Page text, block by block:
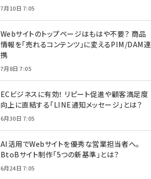
7月10日 7:05
Webサイトのトップページはもはや不要？ 商品
情報を「売れるコンテンツ」に変えるPIM/DAM連
携
7月8日 7:05
ECビジネスに有効！ リピート促進や顧客満足度
向上に直結する「LINE通知メッセージ」とは？
6月30日 7:05
AI活用でWebサイトを優秀な営業担当者へ。
BtoBサイト制作「5つの新基準」とは？
6月24日 7:05